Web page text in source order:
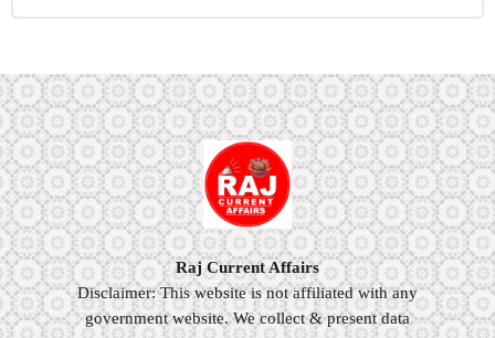
Raj Current Affairs
Disclaimer: This website is not affiliated with any
government website. We collect & present data